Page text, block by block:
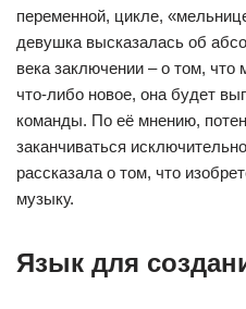
переменной, цикле,
девушка высказалась об
века заключении – о том,
что-либо новое, она будет
команды. По её мнению,
заканчиваться
рассказала о том, что
музыку.
Язык для